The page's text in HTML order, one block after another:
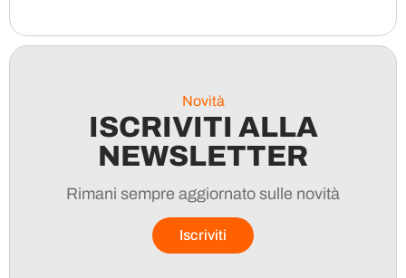
Novità
ISCRIVITI ALLA
NEWSLETTER
Rimani sempre aggiornato sulle novità
Iscriviti